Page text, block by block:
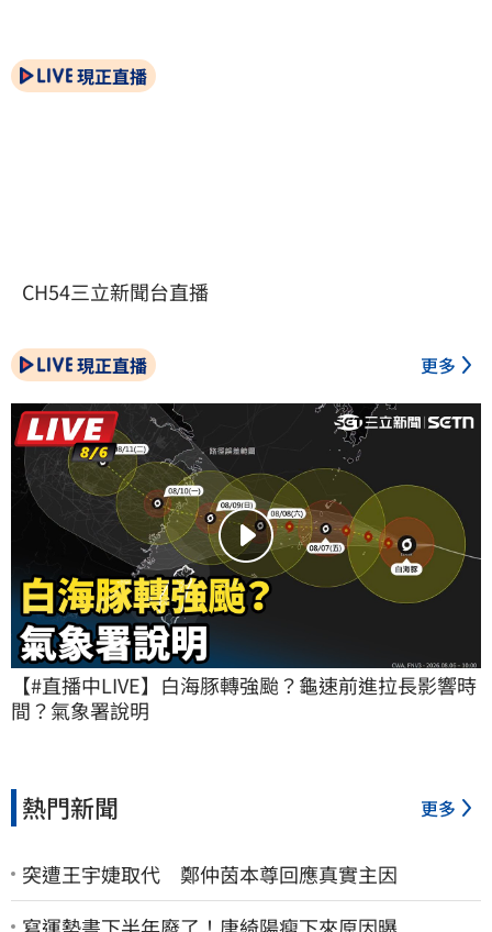
現正直播
CH54三立新聞台直播
現正直播 更多
【#直播中LIVE】白海豚轉強颱？龜速前進拉長影響時
間？氣象署說明
熱門新聞 更多
突遭王宇婕取代 鄭仲茵本尊回應真實主因
寫運勢書下半年廢了！唐綺陽瘦下來原因曝